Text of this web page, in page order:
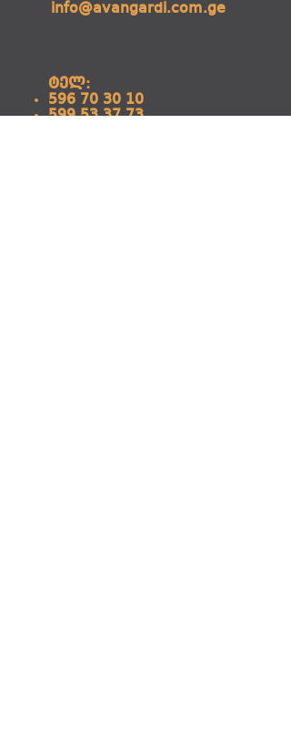
info@avangardi.com.ge
ტელ:
596 70 30 10
599 53 37 73